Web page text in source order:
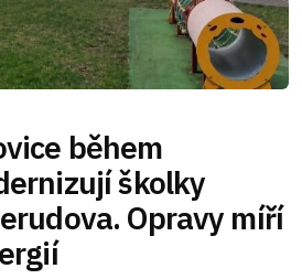
během
školky
Opravy míří